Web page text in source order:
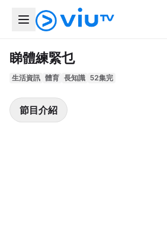
睇體練緊乜
生活資訊 體育 長知識 52集完
節目介紹